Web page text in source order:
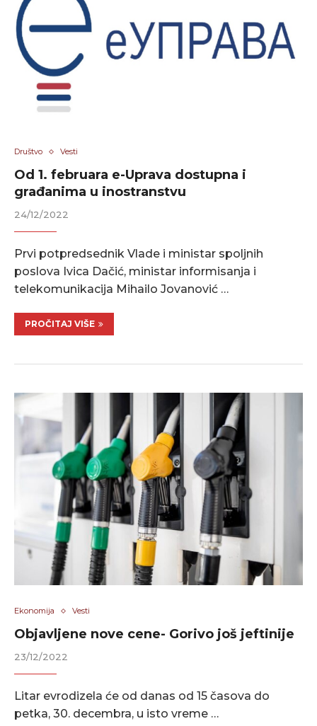
Društvo Vesti
Od 1. februara e-Uprava dostupna i
građanima u inostranstvu
24/12/2022
Prvi potpredsednik Vlade i ministar spoljnih
poslova Ivica Dačić, ministar informisanja i
telekomunikacija Mihailo Jovanović …
PROČITAJ VIŠE
Ekonomija Vesti
Objavljene nove cene- Gorivo još jeftinije
23/12/2022
Litar evrodizela će od danas od 15 časova do
petka, 30. decembra, u isto vreme …